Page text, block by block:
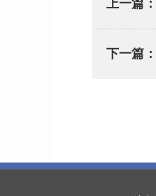
上一篇：
下一篇：